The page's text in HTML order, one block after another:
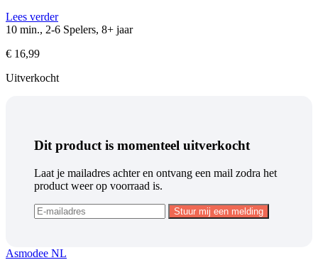
Lees verder
10 min., 2-6 Spelers, 8+ jaar
€ 16,99
Uitverkocht
Dit product is momenteel uitverkocht
Laat je mailadres achter en ontvang een mail zodra het
product weer op voorraad is.
Asmodee NL